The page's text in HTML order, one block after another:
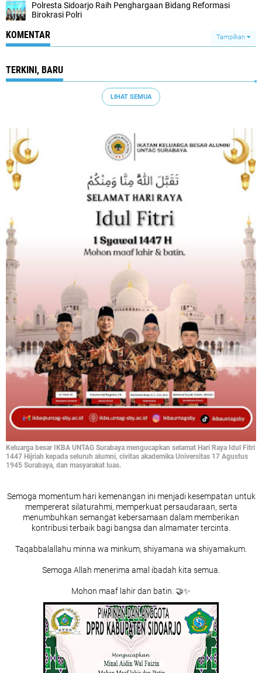
Polresta Sidoarjo Raih Penghargaan Bidang Reformasi
Birokrasi Polri
KOMENTAR Tampilkan
TERKINI, BARU
LIHAT SEMUA
Keluarga besar IKBA UNTAG Surabaya mengucapkan selamat Hari Raya Idul Fitri
1447 Hijriah kepada seluruh alumni, civitas akademika Universitas 17 Agustus
1945 Surabaya, dan masyarakat luas.
Semoga momentum hari kemenangan ini menjadi kesempatan untuk
mempererat silaturahmi, memperkuat persaudaraan, serta
menumbuhkan semangat kebersamaan dalam memberikan
kontribusi terbaik bagi bangsa dan almamater tercinta.
Taqabbalallahu minna wa minkum, shiyamana wa shiyamakum.
Semoga Allah menerima amal ibadah kita semua.
Mohon maaf lahir dan batin. 🤝✨